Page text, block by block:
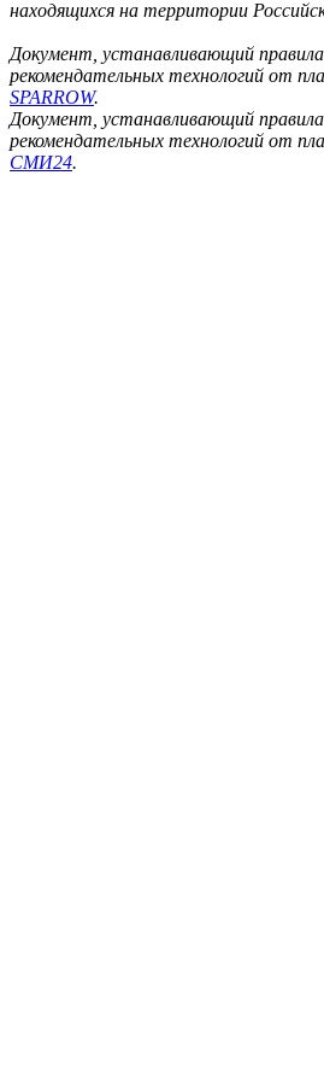
находящихся на территории
Документ, устанавливающий
рекомендательных технологий от
SPARROW.
Документ, устанавливающий
рекомендательных технологий от
СМИ24.